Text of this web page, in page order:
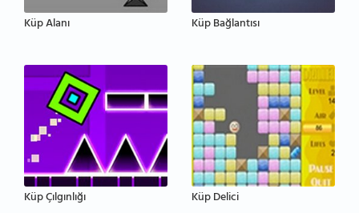
Küp Alanı Küp Bağlantısı
Küp Çılgınlığı Küp Delici